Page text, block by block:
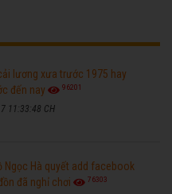
lương xưa trước 1975 hay
đến nay
96201
11:33:48 CH
Ngọc Hà quyết add facebook
đã nghỉ chơi
76303